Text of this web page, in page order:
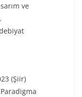
ve
(Şiir)